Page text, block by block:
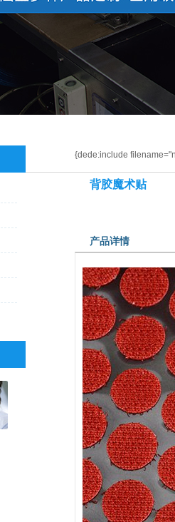
{dede:include
背胶魔术贴
产品详情